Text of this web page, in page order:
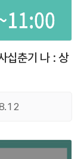
십춘기 나 : 상